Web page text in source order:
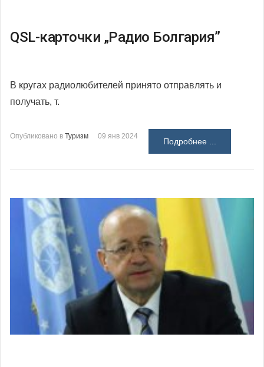
QSL-карточки „Радио Болгария”
В кругах радиолюбителей принято отправлять и
получать, т.
Опубликовано в Туризм 09 янв 2024
Подробнее ...